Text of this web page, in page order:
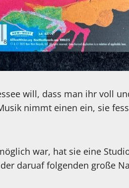
will, dass man ihr voll
nimmt einen ein, sie
war, hat sie eine
daruaf folgenden große